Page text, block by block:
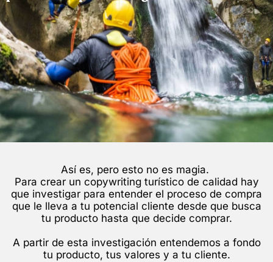
Así es, pero esto no es magia.
Para crear un copywriting turístico de calidad hay
que investigar para entender el proceso de compra
que le lleva a tu potencial cliente desde que busca
tu producto hasta que decide comprar.
A partir de esta investigación entendemos a fondo
tu producto, tus valores y a tu cliente.